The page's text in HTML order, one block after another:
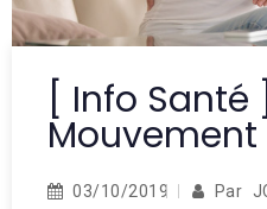
[ Info
Mouvement
03/10/2019 Par